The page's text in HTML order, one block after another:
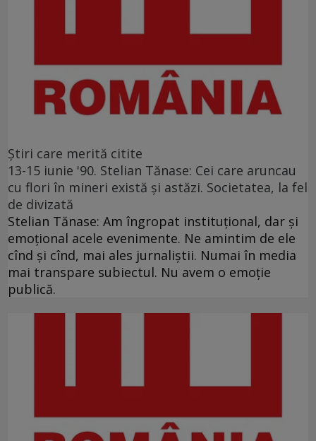
Ştiri care merită citite
13-15 iunie '90. Stelian Tănase: Cei care aruncau
cu flori în mineri există și astăzi. Societatea, la fel
de divizată
Stelian Tănase: Am îngropat instituțional, dar și
emoțional acele evenimente. Ne amintim de ele
cînd și cînd, mai ales jurnaliștii. Numai în media
mai transpare subiectul. Nu avem o emoție
publică.